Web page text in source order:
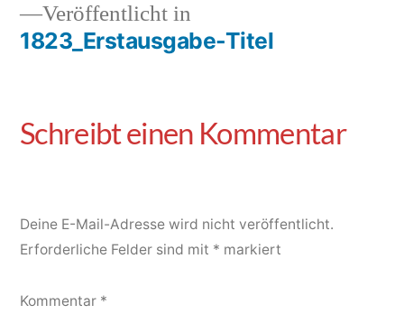
Veröffentlicht in
1823_Erstausgabe-Titel
Deine E-Mail-Adresse wird nicht veröffentlicht.
Erforderliche Felder sind mit * markiert
Kommentar *